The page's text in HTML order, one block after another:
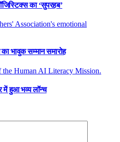
का ‘सुपरहब’
भावुक सम्मान समारोह
में हुआ भव्य लॉन्च